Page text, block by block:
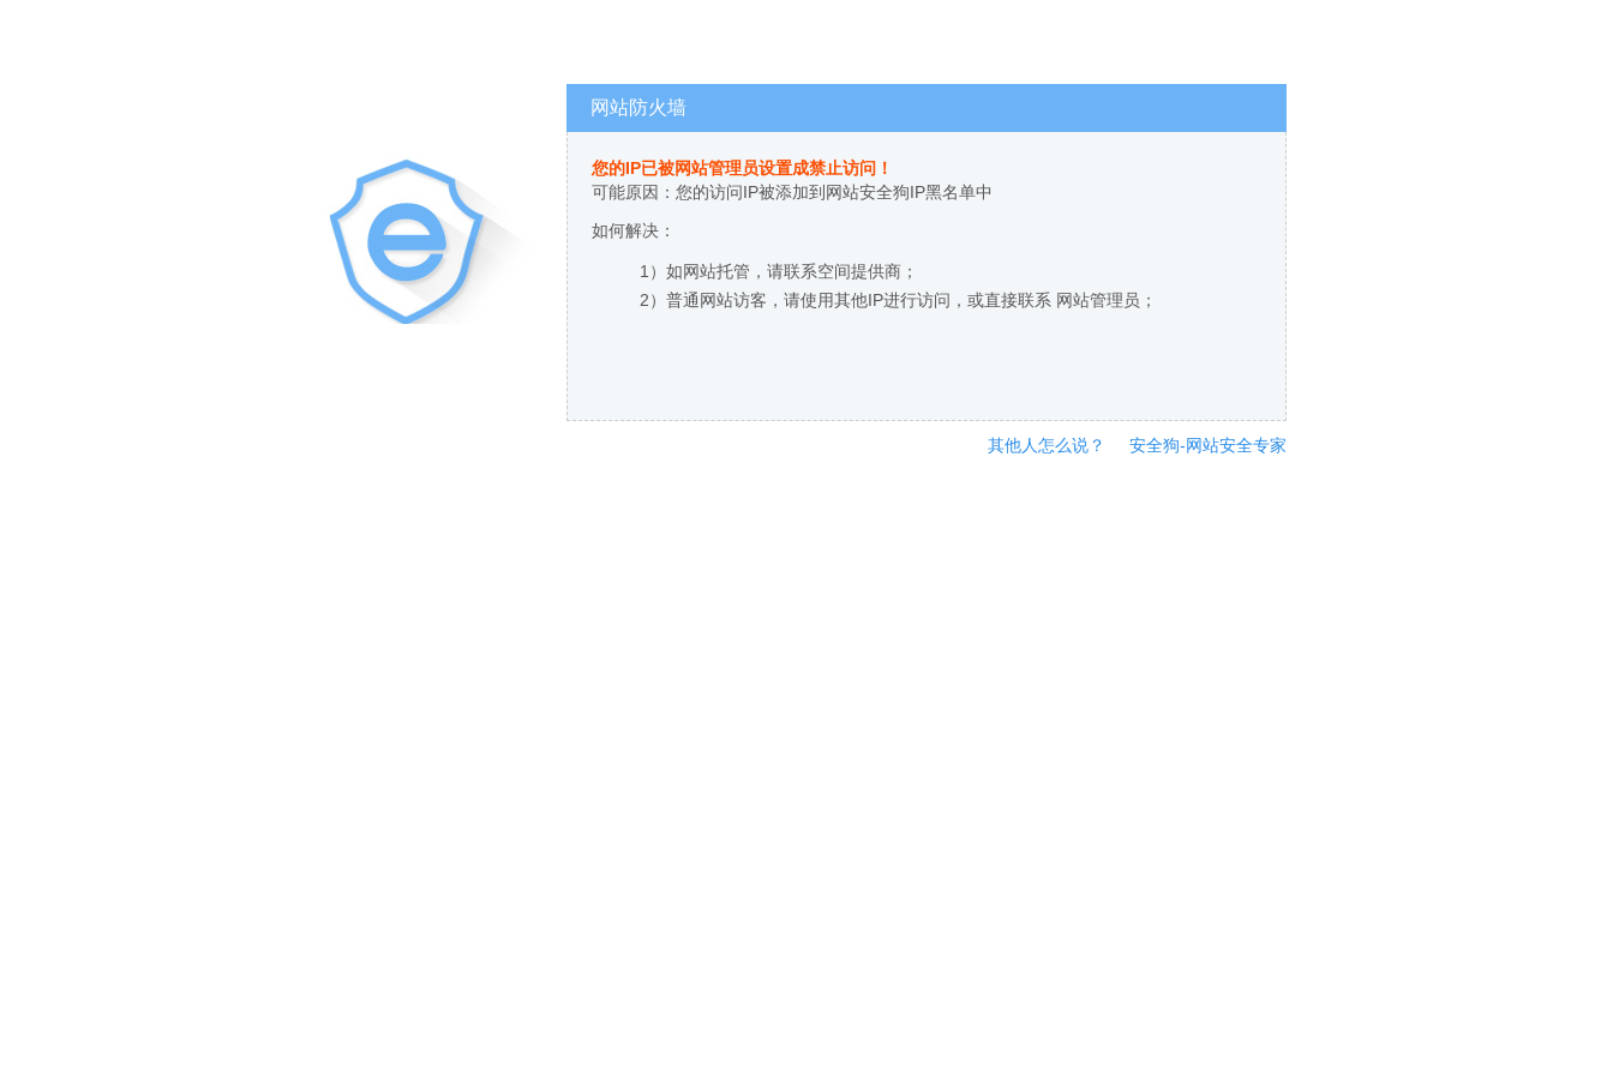
网站防火墙
您的IP已被网站管理员设置成禁止访问！
可能原因：您的访问IP被添加到网站安全狗IP黑名单中
如何解决：
1）如网站托管，请联系空间提供商；
2）普通网站访客，请使用其他IP进行访问，或直接联系 网站管理员；
其他人怎么说？ 安全狗-网站安全专家